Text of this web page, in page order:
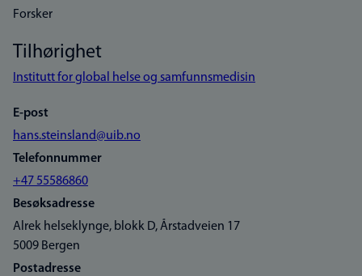
Forsker
Tilhørighet
Institutt for global helse og samfunnsmedisin
E-post
hans.steinsland@uib.no
Telefonnummer
+47 55586860
Besøksadresse
Alrek helseklynge, blokk D, Årstadveien 17
5009 Bergen
Postadresse